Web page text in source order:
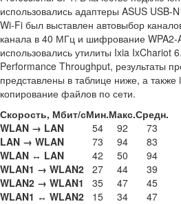
использовались адаптеры ASUS USB-
Wi-Fi был выставлен автовыбор
канала в 40 МГц и шифрование WPA2-
использовались утилиты Ixia IxChariot
Performance Throughput, результаты
представлены в таблице ниже, а
копирование файлов по сети.
Скорость, Мбит/сМин.Макс.Средн.
WLAN → LAN
54 92
73
LAN → WLAN
73 94
83
WLAN ↔ LAN
42 50
94
WLAN1 → WLAN2 27 44
39
WLAN2 → WLAN1
35 47
45
WLAN1 ↔ WLAN2
15 34 47